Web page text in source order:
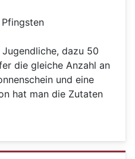
dazu 50
die gleiche Anzahl an
und eine
hat man die Zutaten